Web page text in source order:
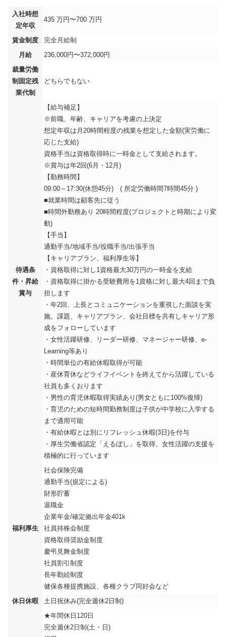
入社時想
定年収
435 万円〜700 万円
賃金制度
完全月給制
月給
236,000円〜372,000円
裁量労働
制固定残
業代制
どちらでもない
待遇条
件・昇給
賞与
【給与補足】
※前職、年齢、キャリアを考慮の上決定
想定年収は月20時間程度の残業を想定した金額(実労働に
応じた支給)
資格手当は資格取得時に一時金として支給されます。
※賞与は年2回(6月・12月)
【勤務時間】
09:00～17:30(休憩45分) ( 所定労働時間7時間45分 )
■就業時間は顧客先に従う
■時間外勤務あり 20時間程度(プロジェクトと時期により変
動)
【手当】
通勤手当/地域手当/役職手当/出張手当
【キャリアプラン、福利厚生等】
・資格取得に対し1資格最大30万円の一時金を支給
・資格取得に掛かる受験費用を1資格に対し最大4回まで負
担します
・年2回、上長とコミュニケーションを重視した面談を実
施。課題、キャリアプラン、会社目標を共有しキャリア形
成をフォローしています
・女性活躍研修、リーダー研修、マネージャー研修、e-
Learning等あり
・時間単位の有給休暇取得が可能
・産休育休などライフイベントを終えてから活躍している
社員も多くおります
・男性の育児休暇取得実績あり(男女ともに100%復帰)
・育児のための短時間勤務制度は子供が中学校に入学する
まで適用可能
・有給休暇とは別にリフレッシュ休暇(3日)を付与
・厚生労働省認定「えるぼし」を取得。女性活躍の支援を
積極的に行っています
福利厚生
社会保険完備
通勤手当(規定による)
財形貯蓄
退職金
企業年金/確定拠出年金401k
社員持株会制度
資格取得奨励金制度
慶弔見舞金制度
社員割引制度
長年勤続制度
健保各種提携施設、各種クラブ同好会など
休日休暇
土日祝休み(完全週休2日制)
★年間休日120日
完全週休2日制(土・日)